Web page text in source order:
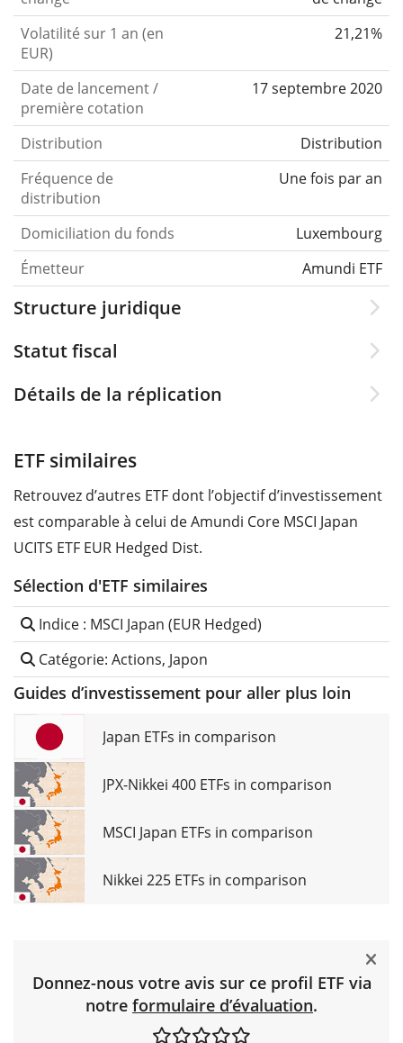
Volatilité sur 1 an (en
EUR)
21,21%
Date de lancement /
première cotation
17 septembre 2020
Distribution
Distribution
Fréquence de
distribution
Une fois par an
Domiciliation du fonds
Luxembourg
Émetteur
Amundi ETF
Structure juridique
Statut fiscal
Détails de la réplication
ETF similaires
Retrouvez d’autres ETF dont l’objectif d’investissement
est comparable à celui de Amundi Core MSCI Japan
UCITS ETF EUR Hedged Dist.
Sélection d'ETF similaires
Indice : MSCI Japan (EUR Hedged)
Catégorie: Actions, Japon
Guides d’investissement pour aller plus loin
Japan ETFs in comparison
JPX-Nikkei 400 ETFs in comparison
MSCI Japan ETFs in comparison
Nikkei 225 ETFs in comparison
Donnez-nous votre avis sur ce profil ETF via
notre formulaire d’évaluation.